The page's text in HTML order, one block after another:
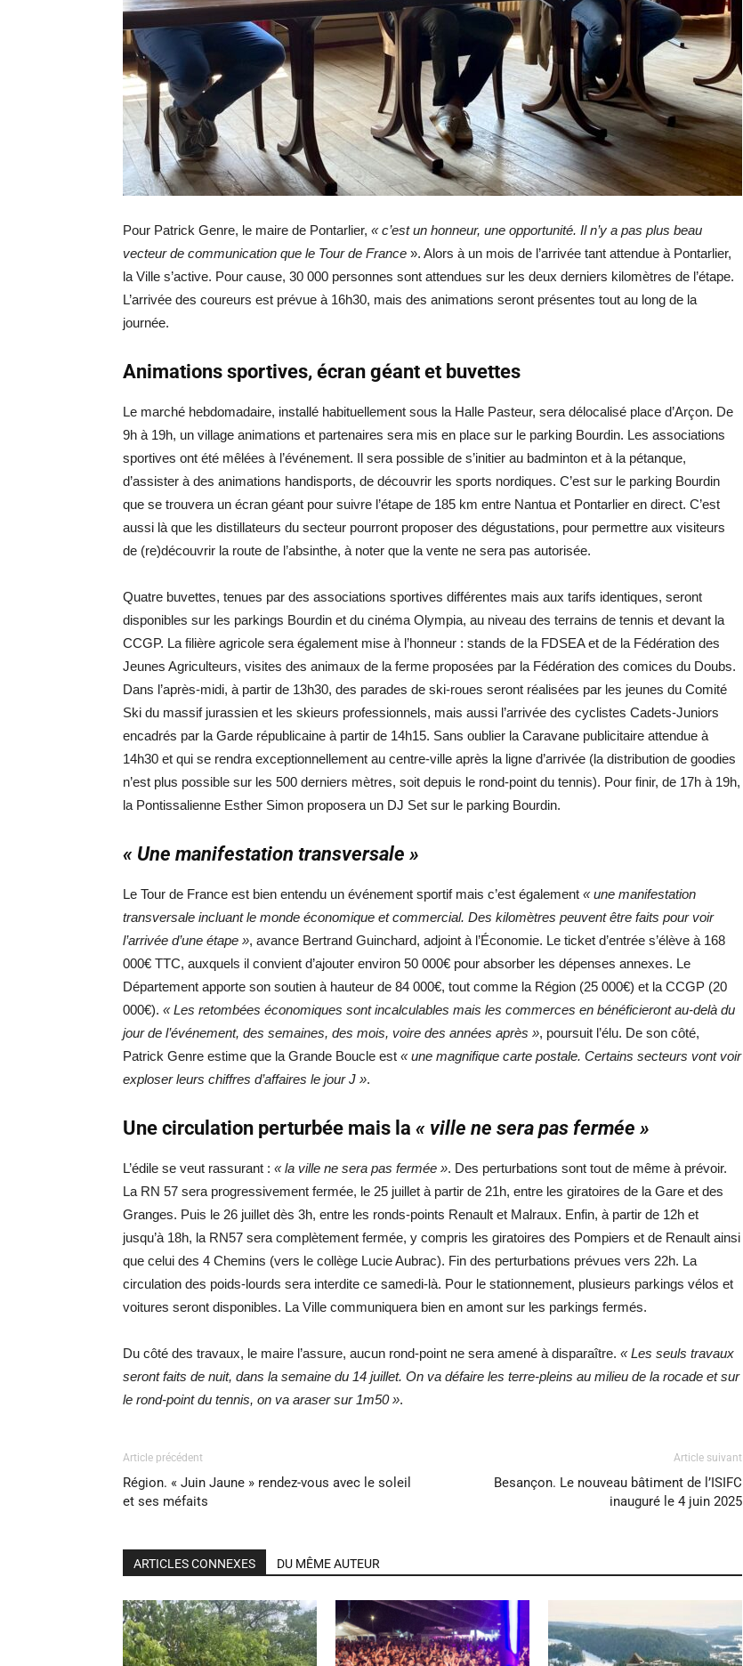
Hebdo25
Pour Patrick Genre, le maire de Pontarlier, « c’est un honneur, une opportunité. Il n’y a pas plus beau
vecteur de communication que le Tour de France ». Alors à un mois de l’arrivée tant attendue à Pontarlier,
la Ville s’active. Pour cause, 30 000 personnes sont attendues sur les deux derniers kilomètres de l’étape.
L’arrivée des coureurs est prévue à 16h30, mais des animations seront présentes tout au long de la
journée.
Animations sportives, écran géant et buvettes
Le marché hebdomadaire, installé habituellement sous la Halle Pasteur, sera délocalisé place d’Arçon. De
9h à 19h, un village animations et partenaires sera mis en place sur le parking Bourdin. Les associations
sportives ont été mêlées à l’événement. Il sera possible de s’initier au badminton et à la pétanque,
d’assister à des animations handisports, de découvrir les sports nordiques. C’est sur le parking Bourdin
que se trouvera un écran géant pour suivre l’étape de 185 km entre Nantua et Pontarlier en direct. C’est
aussi là que les distillateurs du secteur pourront proposer des dégustations, pour permettre aux visiteurs
de (re)découvrir la route de l’absinthe, à noter que la vente ne sera pas autorisée.
Quatre buvettes, tenues par des associations sportives différentes mais aux tarifs identiques, seront
disponibles sur les parkings Bourdin et du cinéma Olympia, au niveau des terrains de tennis et devant la
CCGP. La filière agricole sera également mise à l’honneur : stands de la FDSEA et de la Fédération des
Jeunes Agriculteurs, visites des animaux de la ferme proposées par la Fédération des comices du Doubs.
Dans l’après-midi, à partir de 13h30, des parades de ski-roues seront réalisées par les jeunes du Comité
Ski du massif jurassien et les skieurs professionnels, mais aussi l’arrivée des cyclistes Cadets-Juniors
encadrés par la Garde républicaine à partir de 14h15. Sans oublier la Caravane publicitaire attendue à
14h30 et qui se rendra exceptionnellement au centre-ville après la ligne d’arrivée (la distribution de goodies
n’est plus possible sur les 500 derniers mètres, soit depuis le rond-point du tennis). Pour finir, de 17h à 19h,
la Pontissalienne Esther Simon proposera un DJ Set sur le parking Bourdin.
« Une manifestation transversale »
Le Tour de France est bien entendu un événement sportif mais c’est également « une manifestation
transversale incluant le monde économique et commercial. Des kilomètres peuvent être faits pour voir
l’arrivée d’une étape », avance Bertrand Guinchard, adjoint à l’Économie. Le ticket d’entrée s’élève à 168
000€ TTC, auxquels il convient d’ajouter environ 50 000€ pour absorber les dépenses annexes. Le
Département apporte son soutien à hauteur de 84 000€, tout comme la Région (25 000€) et la CCGP (20
000€). « Les retombées économiques sont incalculables mais les commerces en bénéficieront au-delà du
jour de l’événement, des semaines, des mois, voire des années après », poursuit l’élu. De son côté,
Patrick Genre estime que la Grande Boucle est « une magnifique carte postale. Certains secteurs vont voir
exploser leurs chiffres d’affaires le jour J ».
Une circulation perturbée mais la « ville ne sera pas fermée »
L’édile se veut rassurant : « la ville ne sera pas fermée ». Des perturbations sont tout de même à prévoir.
La RN 57 sera progressivement fermée, le 25 juillet à partir de 21h, entre les giratoires de la Gare et des
Granges. Puis le 26 juillet dès 3h, entre les ronds-points Renault et Malraux. Enfin, à partir de 12h et
jusqu’à 18h, la RN57 sera complètement fermée, y compris les giratoires des Pompiers et de Renault ainsi
que celui des 4 Chemins (vers le collège Lucie Aubrac). Fin des perturbations prévues vers 22h. La
circulation des poids-lourds sera interdite ce samedi-là. Pour le stationnement, plusieurs parkings vélos et
voitures seront disponibles. La Ville communiquera bien en amont sur les parkings fermés.
Du côté des travaux, le maire l’assure, aucun rond-point ne sera amené à disparaître. « Les seuls travaux
seront faits de nuit, dans la semaine du 14 juillet. On va défaire les terre-pleins au milieu de la rocade et sur
le rond-point du tennis, on va araser sur 1m50 ».
Article précédent
Région. « Juin Jaune » rendez-vous avec le soleil
et ses méfaits
Article suivant
Besançon. Le nouveau bâtiment de l’ISIFC
inauguré le 4 juin 2025
ARTICLES CONNEXES DU MÊME AUTEUR